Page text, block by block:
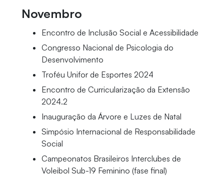
Novembro
Encontro de Inclusão Social e Acessibilidade
Congresso Nacional de Psicologia do
Desenvolvimento
Troféu Unifor de Esportes 2024
Encontro de Curricularização da Extensão
2024.2
Inauguração da Árvore e Luzes de Natal
Simpósio Internacional de Responsabilidade
Social
Campeonatos Brasileiros Interclubes de
Voleibol Sub-19 Feminino (fase final)